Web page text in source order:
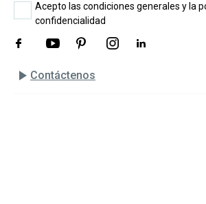
Acepto las condiciones generales y la
confidencialidad
play_arrow Contáctenos